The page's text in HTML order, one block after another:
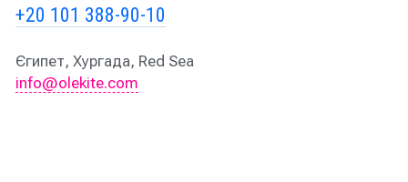
+20 101 388-90-10
Єгипет, Хургада, Red Sea
info@olekite.com